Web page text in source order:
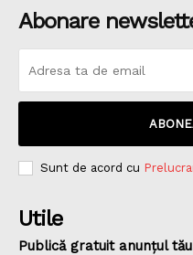
Abonare
Sunt de acord cu
Utile
Publică gratuit anunțul